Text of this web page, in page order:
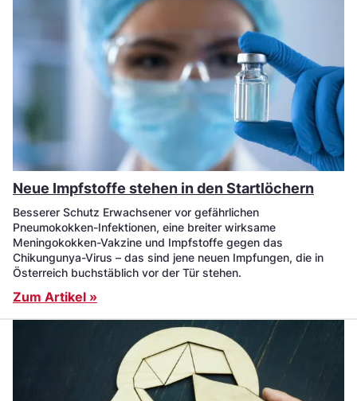
Neue Impfstoffe stehen in den Startlöchern
Besserer Schutz Erwachsener vor gefährlichen
Pneumokokken-Infektionen, eine breiter wirksame
Meningokokken-Vakzine und Impfstoffe gegen das
Chikungunya-Virus – das sind jene neuen Impfungen, die in
Österreich buchstäblich vor der Tür stehen.
Zum Artikel »